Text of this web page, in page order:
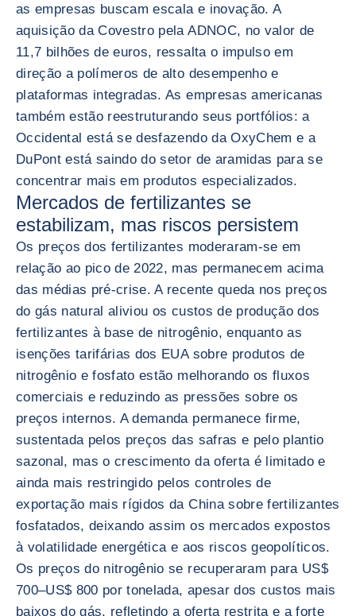
as empresas buscam escala e inovação. A
aquisição da Covestro pela ADNOC, no valor de
11,7 bilhões de euros, ressalta o impulso em
direção a polímeros de alto desempenho e
plataformas integradas. As empresas americanas
também estão reestruturando seus portfólios: a
Occidental está se desfazendo da OxyChem e a
DuPont está saindo do setor de aramidas para se
concentrar mais em produtos especializados.
Mercados de fertilizantes se
estabilizam, mas riscos persistem
Os preços dos fertilizantes moderaram-se em
relação ao pico de 2022, mas permanecem acima
das médias pré-crise. A recente queda nos preços
do gás natural aliviou os custos de produção dos
fertilizantes à base de nitrogênio, enquanto as
isenções tarifárias dos EUA sobre produtos de
nitrogênio e fosfato estão melhorando os fluxos
comerciais e reduzindo as pressões sobre os
preços internos. A demanda permanece firme,
sustentada pelos preços das safras e pelo plantio
sazonal, mas o crescimento da oferta é limitado e
ainda mais restringido pelos controles de
exportação mais rígidos da China sobre fertilizantes
fosfatados, deixando assim os mercados expostos
à volatilidade energética e aos riscos geopolíticos.
Os preços do nitrogênio se recuperaram para US$
700–US$ 800 por tonelada, apesar dos custos mais
baixos do gás, refletindo a oferta restrita e a forte